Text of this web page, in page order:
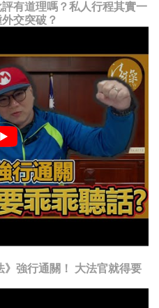
有道理嗎？私人行程其實一
交突破？
強行通關！ 大法官就得要